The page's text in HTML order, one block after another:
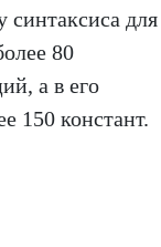
синтаксиса для
80
а в его
150 констант.